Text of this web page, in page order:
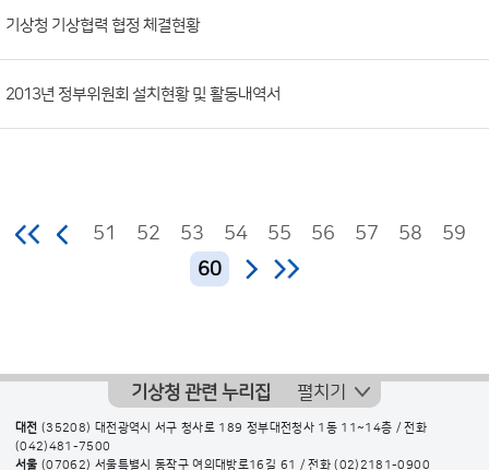
기상청 기상협력 협정 체결현황
2013년 정부위원회 설치현황 및 활동내역서
51 52 53 54 55 56 57 58
59
60
기상청 관련 누리집 펼치기
대전 (35208) 대전광역시 서구 청사로 189 정부대전청사 1동 11~14층 / 전화
(042)481-7500
서울 (07062) 서울특별시 동작구 여의대방로16길 61 / 전화(02)2181-0900